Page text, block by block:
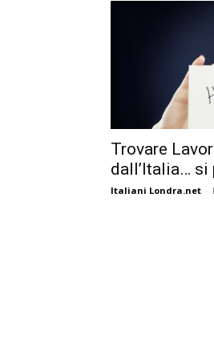
Trovare
dall’Italia… si
Italiani Londra.net -